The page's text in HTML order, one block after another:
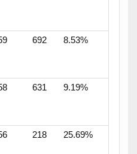
692 8.53%
631 9.19%
218 25.69%